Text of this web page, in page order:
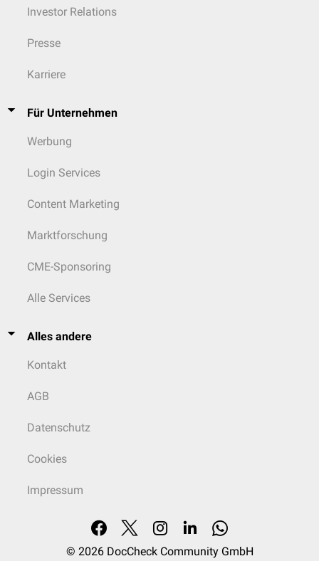
Investor Relations
Presse
Karriere
Für Unternehmen
Werbung
Login Services
Content Marketing
Marktforschung
CME-Sponsoring
Alle Services
Alles andere
Kontakt
AGB
Datenschutz
Cookies
Impressum
© 2026 DocCheck Community GmbH